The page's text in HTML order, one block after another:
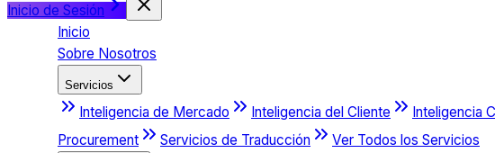
Inicio de Sesión
Inicio
Sobre Nosotros
Servicios
Inteligencia de Mercado Inteligencia del Cliente Inteligencia
Procurement
Servicios de Traducción Ver Todos los Servicios